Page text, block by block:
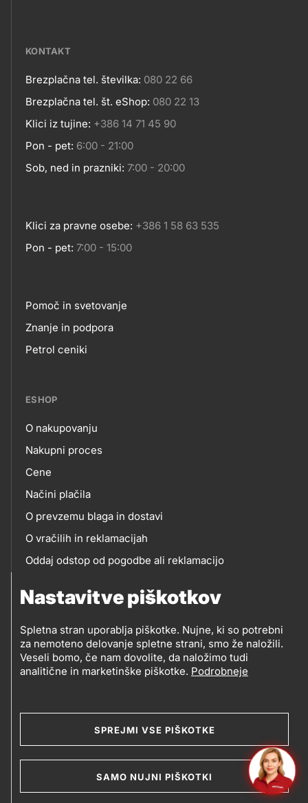
Nastavitve piškotkov
Spletna stran uporablja piškotke. Nujne, ki so potrebni
za nemoteno delovanje spletne strani, smo že naložili.
Veseli bomo, če nam dovolite, da naložimo tudi
analitične in marketinške piškotke. Podrobneje
SPREJMI VSE PIŠKOTKE
SAMO NUJNI PIŠKOTKI
KONTAKT
Kontakt
Brezplačna tel. številka: 080 22 66
Brezplačna tel. št. eShop: 080 22 13
Klici iz tujine: +386 14 71 45 90
Pon - pet: 6:00 - 21:00
Sob, ned in prazniki: 7:00 - 20:00
Klici za pravne osebe: +386 1 58 63 535
Pon - pet: 7:00 - 15:00
Footer
links
Pomoč in svetovanje
Znanje in podpora
Petrol ceniki
ESHOP
eshop
O nakupovanju
Nakupni proces
Cene
Načini plačila
O prevzemu blaga in dostavi
O vračilih in reklamacijah
Oddaj odstop od pogodbe ali reklamacijo
(OEEO)
and
Varstvo zasebnosti in osebnih podatkov
Splošni pogoji poslovanja
Piškotki
Izjava o dostopnosti
Kazalo strani